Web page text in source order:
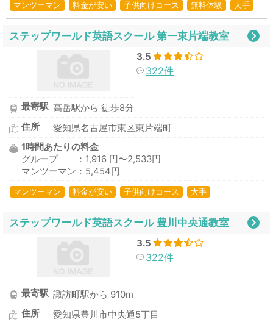
マンツーマン 料金が安い 子供向けコース 無料体験 大手
ステップワールド英語スクール 第一東片端教室
3.5
322件
最寄駅 高岳駅から 徒歩8分
住所
愛知県名古屋市東区東片端町
1時間あたりの料金
グループ ：1,916 円〜2,533円
マンツーマン：5,454円
マンツーマン 料金が安い 子供向けコース 大手
ステップワールド英語スクール 豊川中央通教室
3.5
322件
最寄駅 諏訪町駅から 910m
住所
愛知県豊川市中央通5丁目